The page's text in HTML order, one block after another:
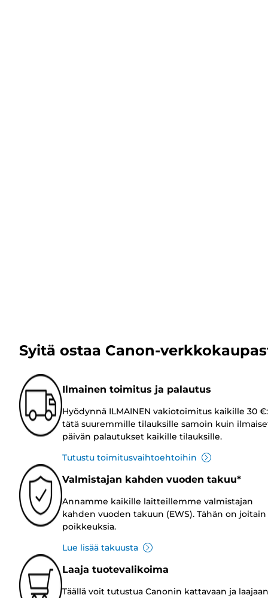
Syitä ostaa Canon-
Ilmainen toimitus ja palautus
Hyödynnä ILMAINEN vakiotoimitus kaikille 30
tätä suuremmille tilauksille samoin kuin
päivän palautukset kaikille tilauksille.
Tutustu toimitusvaihtoehtoihin
Valmistajan kahden vuoden takuu*
Annamme kaikille laitteillemme valmistajan
kahden vuoden takuun (EWS). Tähän on joitain
poikkeuksia.
Lue lisää takuusta
Laaja tuotevalikoima
Täällä voit tutustua Canonin kattavaan ja laajaan